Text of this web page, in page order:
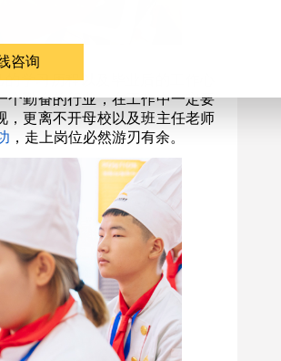
学习历程以及毕业后的工作心
个勤奋的行业，在工作中一定要
，更离不开母校以及班主任老师
，走上岗位必然游刃有余。
咨询